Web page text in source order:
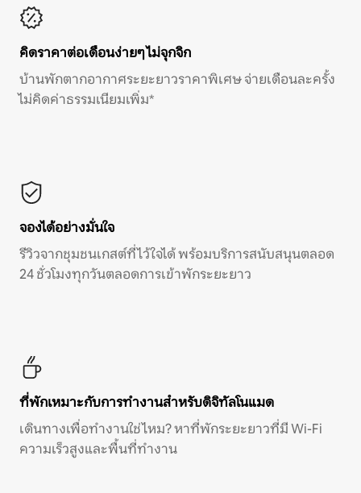
คิดราคาต่อเดือนง่ายๆ ไม่จุกจิก
บ้านพักตากอากาศระยะยาวราคาพิเศษ จ่ายเดือนละครั้ง
ไม่คิดค่าธรรมเนียมเพิ่ม*
จองได้อย่างมั่นใจ
รีวิวจากชุมชนเกสต์ที่ไว้ใจได้ พร้อมบริการสนับสนุนตลอด
24 ชั่วโมงทุกวันตลอดการเข้าพักระยะยาว
ที่พักเหมาะกับการทำงานสำหรับดิจิทัลโนแมด
เดินทางเพื่อทำงานใช่ไหม? หาที่พักระยะยาวที่มี Wi-Fi
ความเร็วสูงและพื้นที่ทำงาน